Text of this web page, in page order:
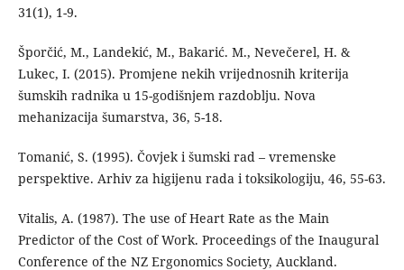
31(1), 1-9.
Šporčić, M., Landekić, M., Bakarić. M., Nevečerel, H. &
Lukec, I. (2015). Promjene nekih vrijednosnih kriterija
šumskih radnika u 15-godišnjem razdoblju. Nova
mehanizacija šumarstva, 36, 5-18.
Tomanić, S. (1995). Čovjek i šumski rad – vremenske
perspektive. Arhiv za higijenu rada i toksikologiju, 46, 55-63.
Vitalis, A. (1987). The use of Heart Rate as the Main
Predictor of the Cost of Work. Proceedings of the Inaugural
Conference of the NZ Ergonomics Society, Auckland.